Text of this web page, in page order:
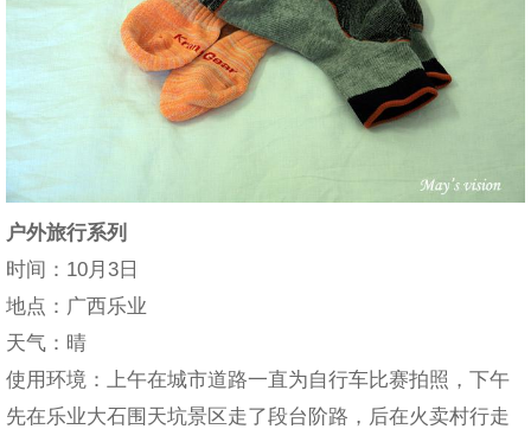
户外旅行系列
时间：10月3日
地点：广西乐业
天气：晴
使用环境：上午在城市道路一直为自行车比赛拍照，下午
先在乐业大石围天坑景区走了段台阶路，后在火卖村行走